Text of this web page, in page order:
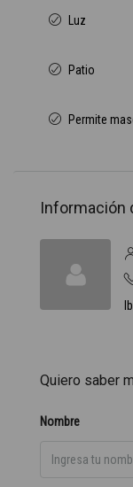
Luz
Patio
Permite
Información
Quiero saber
Nombre